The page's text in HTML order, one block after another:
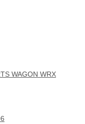
WAGON WRX